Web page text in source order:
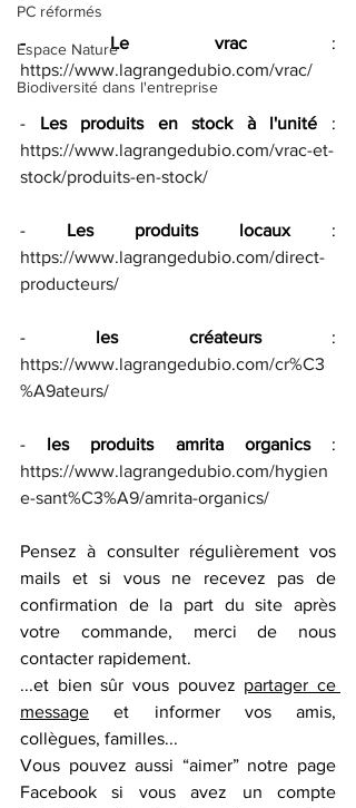
PC réformés
Espace Nature
Biodiversité dans l'entreprise
- Le vrac
https://www.lagrangedubio.com/vrac/
- Les produits en stock à l'unité
https://www.lagrangedubio.com/vrac-et-
stock/produits-en-stock/
- Les produits locaux
https://www.lagrangedubio.com/direct-
producteurs/
- les créateurs
https://www.lagrangedubio.com/cr%C3
%A9ateurs/
- les produits amrita organics
https://www.lagrangedubio.com/hygien
e-sant%C3%A9/amrita-organics/
Pensez à consulter régulièrement vos
mails et si vous ne recevez pas de
confirmation de la part du site après
votre commande, merci de nous
contacter rapidement.
...et bien sûr vous pouvez partager ce
message et informer vos amis,
collègues, familles...
Vous pouvez aussi “aimer” notre page